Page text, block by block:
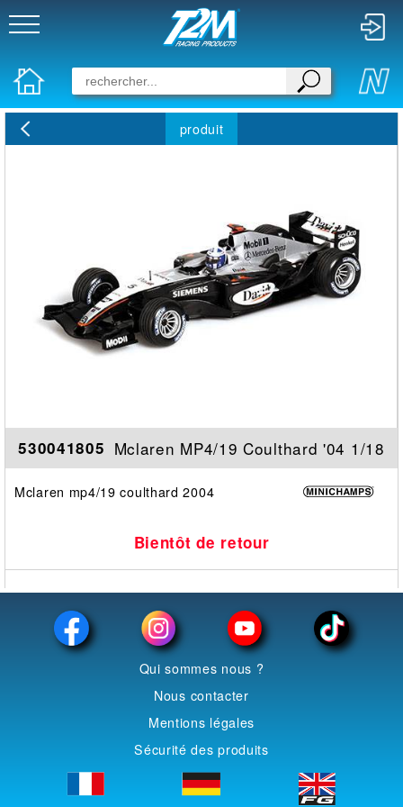
produit
530041805 Mclaren MP4/19 Coulthard '04 1/18
Mclaren mp4/19 coulthard 2004
Bientôt de retour
Qui sommes nous ?
Nous contacter
Mentions légales
Sécurité des produits